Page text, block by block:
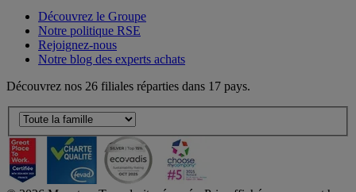
Découvrez le Groupe
Notre politique RSE
Rejoignez-nous